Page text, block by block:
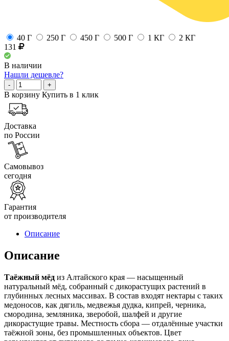
40 Г 250 Г 450 Г 500 Г 1 КГ
2 КГ
131
В наличии
Нашли дешевле?
- +
В корзину Купить в 1 клик
Доставка
по России
Самовывоз
сегодня
Гарантия
от производителя
Описание
Описание
Таёжный мёд из Алтайского края — насыщенный
натуральный мёд, собранный с дикорастущих растений в
глубинных лесных массивах. В состав входят нектары с таких
медоносов, как дягиль, медвежья дудка, кипрей, черника,
смородина, земляника, зверобой, шалфей и другие
дикорастущие травы. Местность сбора — отдалённые участки
таёжной зоны, без промышленных объектов. Цвет